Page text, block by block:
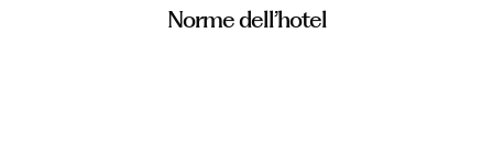
Norme dell’hotel